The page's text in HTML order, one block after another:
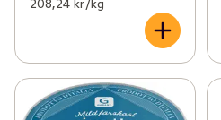
208,24 kr /kg